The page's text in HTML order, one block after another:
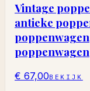
Vintage
antieke
poppenwagen
€ 67,00BEKIJK